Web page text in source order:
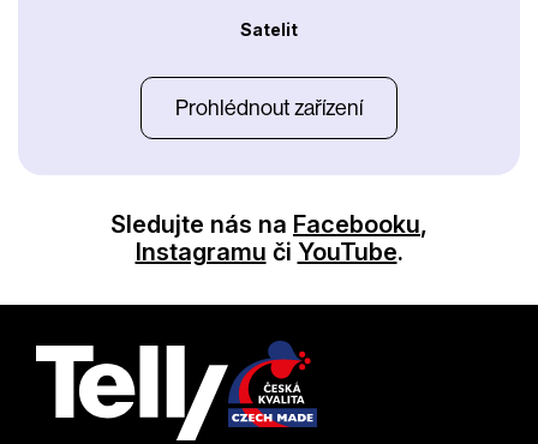
Satelit
Prohlédnout zařízení
Sledujte nás na Facebooku,
Instagramu či YouTube.